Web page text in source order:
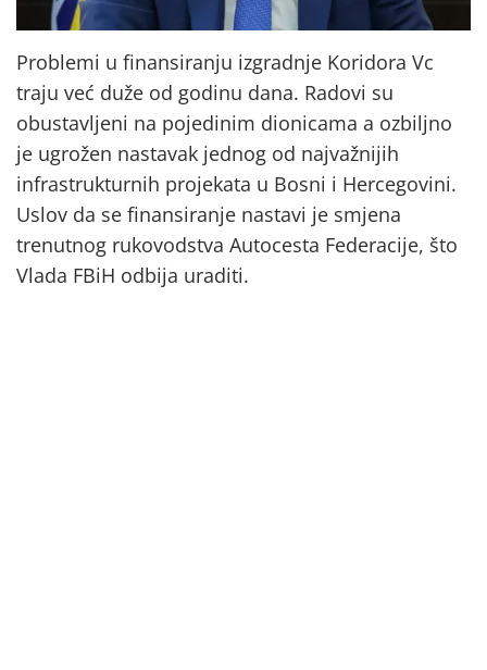
Problemi u finansiranju izgradnje Koridora Vc
traju već duže od godinu dana. Radovi su
obustavljeni na pojedinim dionicama a ozbiljno
je ugrožen nastavak jednog od najvažnijih
infrastrukturnih projekata u Bosni i Hercegovini.
Uslov da se finansiranje nastavi je smjena
trenutnog rukovodstva Autocesta Federacije, što
Vlada FBiH odbija uraditi.